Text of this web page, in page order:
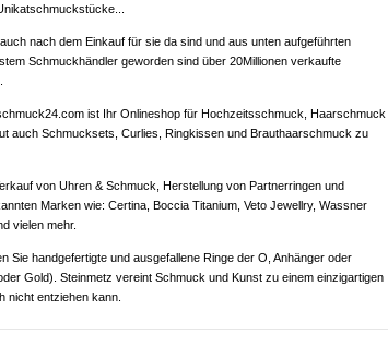
nach dem Einkauf für sie da sind und aus unten aufgeführten
Schmuckhändler geworden sind über 20Millionen verkaufte
ist Ihr Onlineshop für Hochzeitsschmuck, Haarschmuck
auch Schmucksets, Curlies, Ringkissen und Brauthaarschmuck zu
von Uhren & Schmuck, Herstellung von Partnerringen und
Marken wie: Certina, Boccia Titanium, Veto Jewellry, Wassner
vielen mehr.
Sie handgefertigte und ausgefallene Ringe der O, Anhänger oder
Gold). Steinmetz vereint Schmuck und Kunst zu einem einzigartigen
nicht entziehen kann.